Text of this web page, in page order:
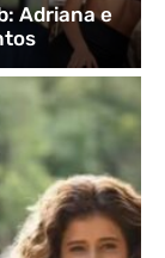
Adriana e